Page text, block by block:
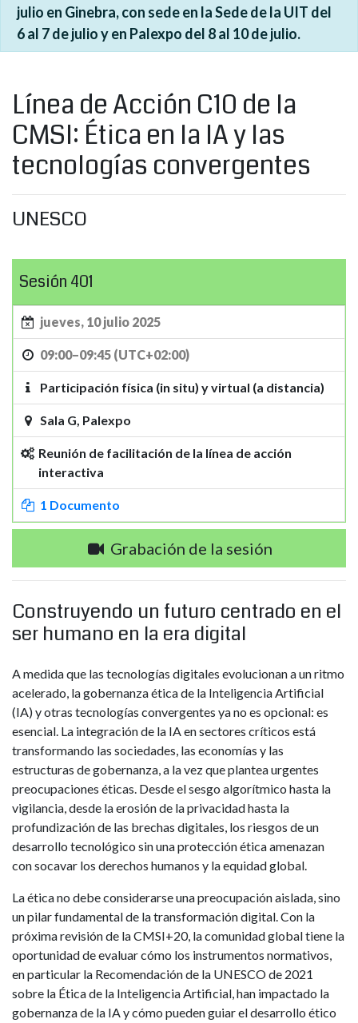
julio en Ginebra, con sede en la Sede de la UIT del
6 al 7 de julio y en Palexpo del 8 al 10 de julio.
Línea de Acción C10 de la
CMSI: Ética en la IA y las
tecnologías convergentes
UNESCO
Sesión 401
jueves, 10 julio 2025
09:00–09:45 (UTC+02:00)
Participación física (in situ) y virtual (a distancia)
Sala G, Palexpo
Reunión de facilitación de la línea de acción
interactiva
1 Documento
Grabación de la sesión
Construyendo un futuro centrado en el
ser humano en la era digital
A medida que las tecnologías digitales evolucionan a un ritmo
acelerado, la gobernanza ética de la Inteligencia Artificial
(IA) y otras tecnologías convergentes ya no es opcional: es
esencial. La integración de la IA en sectores críticos está
transformando las sociedades, las economías y las
estructuras de gobernanza, a la vez que plantea urgentes
preocupaciones éticas. Desde el sesgo algorítmico hasta la
vigilancia, desde la erosión de la privacidad hasta la
profundización de las brechas digitales, los riesgos de un
desarrollo tecnológico sin una protección ética amenazan
con socavar los derechos humanos y la equidad global.
La ética no debe considerarse una preocupación aislada, sino
un pilar fundamental de la transformación digital. Con la
próxima revisión de la CMSI+20, la comunidad global tiene la
oportunidad de evaluar cómo los instrumentos normativos,
en particular la Recomendación de la UNESCO de 2021
sobre la Ética de la Inteligencia Artificial, han impactado la
gobernanza de la IA y cómo pueden guiar el desarrollo ético